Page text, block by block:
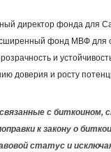
директор фонда для
фонд МВФ для
и
доверия и росту
с биткоином,
к закону о
статус и